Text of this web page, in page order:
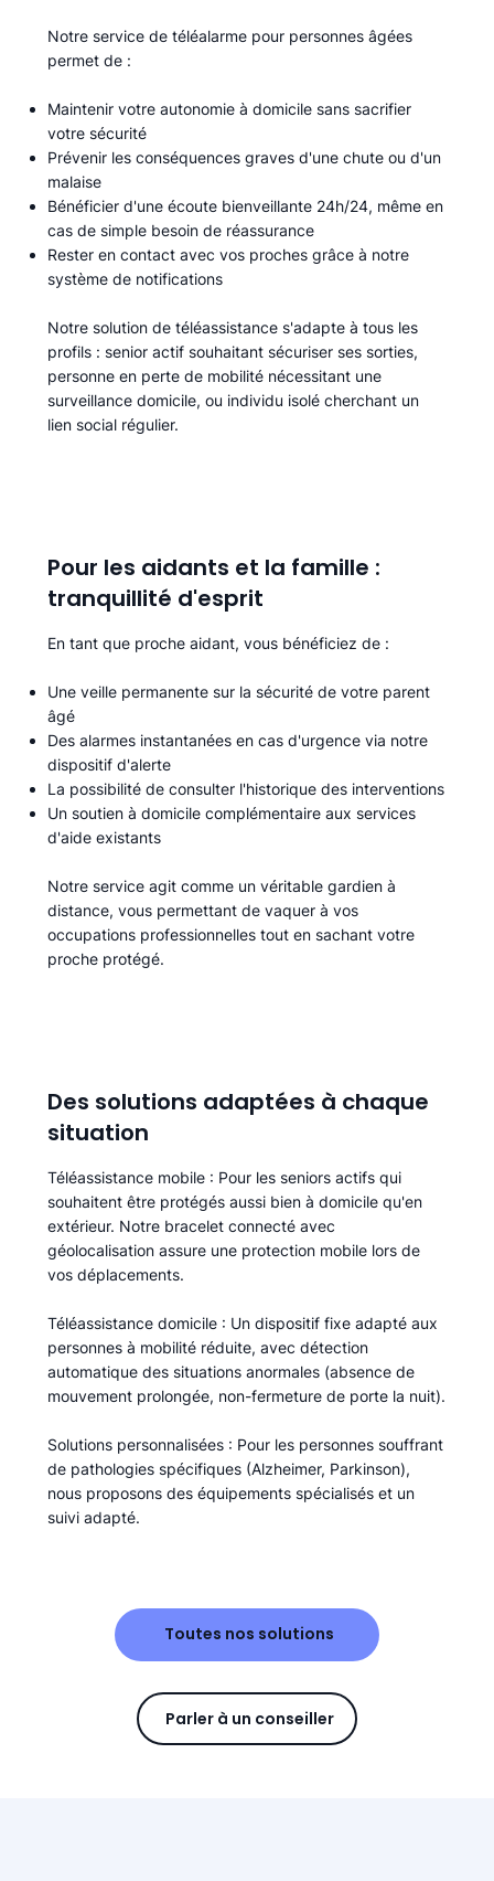
Notre service de téléalarme pour personnes âgées
permet de :​
Maintenir votre autonomie à domicile sans sacrifier
votre sécurité
Prévenir les conséquences graves d'une chute ou d'un
malaise
Bénéficier d'une écoute bienveillante 24h/24, même en
cas de simple besoin de réassurance
Rester en contact avec vos proches grâce à notre
système de notifications
Notre solution de téléassistance s'adapte à tous les
profils : senior actif souhaitant sécuriser ses sorties,
personne en perte de mobilité nécessitant une
surveillance domicile, ou individu isolé cherchant un
lien social régulier.
Pour les aidants et la famille :
tranquillité d'esprit
En tant que proche aidant, vous bénéficiez de :
Une veille permanente sur la sécurité de votre parent
âgé
Des alarmes instantanées en cas d'urgence via notre
dispositif d'alerte
La possibilité de consulter l'historique des interventions
Un soutien à domicile complémentaire aux services
d'aide existants
Notre service agit comme un véritable gardien à
distance, vous permettant de vaquer à vos
occupations professionnelles tout en sachant votre
proche protégé.
Des solutions adaptées à chaque
situation
Téléassistance mobile : Pour les seniors actifs qui
souhaitent être protégés aussi bien à domicile qu'en
extérieur. Notre bracelet connecté avec
géolocalisation assure une protection mobile lors de
vos déplacements.
Téléassistance domicile : Un dispositif fixe adapté aux
personnes à mobilité réduite, avec détection
automatique des situations anormales (absence de
mouvement prolongée, non-fermeture de porte la nuit).
Solutions personnalisées : Pour les personnes souffrant
de pathologies spécifiques (Alzheimer, Parkinson),
nous proposons des équipements spécialisés et un
suivi adapté.
Toutes nos solutions
Parler à un conseiller